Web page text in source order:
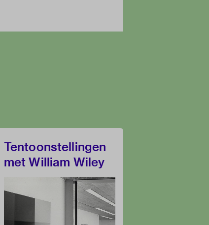
Tentoonstellingen
met William Wiley